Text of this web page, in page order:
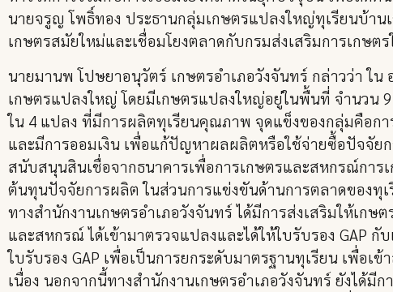
นายจรูญ โพธิ์ทอง ประธานกลุ่มเกษตรแปลงใหญ่ทุเรียนบ้าน
เกษตรสมัยใหม่และเชื่อมโยงตลาดกับกรมส่งเสริมการเกษ
นายมานพ โปษยาอนุวัตร์ เกษตรอำเภอวังจันทร์ กล่าวว่า ใ
เกษตรแปลงใหญ่ โดยมีเกษตรแปลงใหญ่อยู่ในพื้นที่ จำนวน
ใน 4 แปลง ที่มีการผลิตทุเรียนคุณภาพ จุดแข็งของกลุ่มคือก
และมีการออมเงิน เพื่อแก้ปัญหาผลผลิตหรือใช้จ่ายซื้อปัจจัย
สนับสนุนสินเชื่อจากธนาคารเพื่อการเกษตรและสหกรณ์การ
ต้นทุนปัจจัยการผลิต ในส่วนการแข่งขันด้านการตลาดของทุ
ทางสำนักงานเกษตรอำเภอวังจันทร์ ได้มีการส่งเสริมให้เกษ
และสหกรณ์ ได้เข้ามาตรวจแปลงและได้ให้ใบรับรอง GAP
ใบรับรอง GAP เพื่อเป็นการยกระดับมาตรฐานทุเรียน เพื่อ
เนื่อง นอกจากนี้ทางสำนักงานเกษตรอำเภอวังจันทร์ ยังได้มี